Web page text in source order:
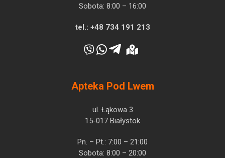
Sobota: 8:00 – 16:00
tel.: +48 734 191 213
Apteka Pod Lwem
ul. Łąkowa 3
15-017 Białystok
Pn. – Pt.: 7:00 – 21:00
Sobota: 8:00 – 20:00